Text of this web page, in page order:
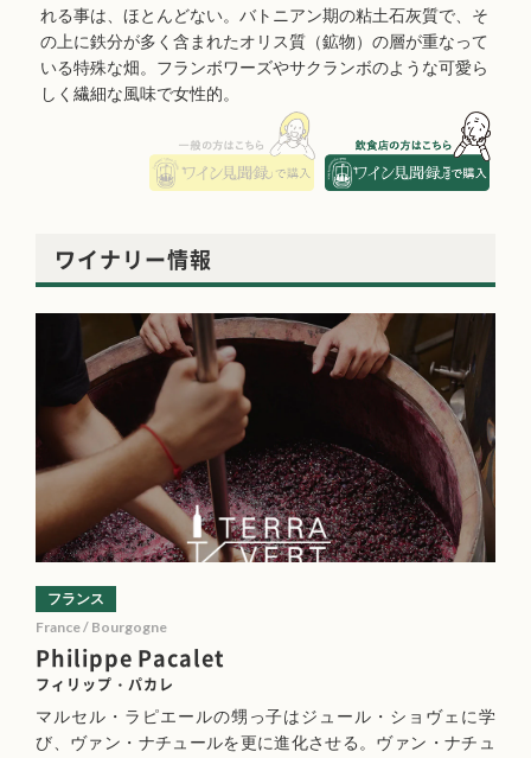
れる事は、ほとんどない。バトニアン期の粘土石灰質で、そ
の上に鉄分が多く含まれたオリス質（鉱物）の層が重なって
いる特殊な畑。フランボワーズやサクランボのような可愛ら
しく繊細な風味で女性的。
ワイナリー情報
Philippe Pacalet
フィリップ・パカレ
フランス
France / Bourgogne
マルセル・ラピエールの甥っ子はジュール・ショヴェに学
び、ヴァン・ナチュールを更に進化させる。ヴァン・ナチュ